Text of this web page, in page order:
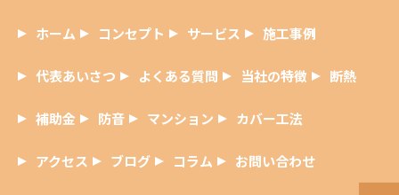
ホーム コンセプト サービス 施工事例
代表あいさつ よくある質問 当社の特徴 断熱
補助金 防音 マンション カバー工法
アクセス ブログ コラム お問い合わせ